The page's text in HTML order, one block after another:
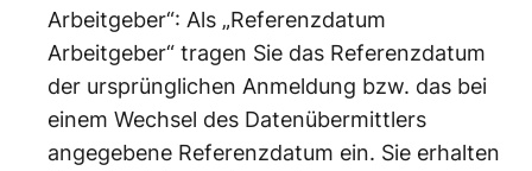
Arbeitgeber“: Als „Referenzdatum
Arbeitgeber“ tragen Sie das Referenzdatum
der ursprünglichen Anmeldung bzw. das bei
einem Wechsel des Datenübermittlers
angegebene Referenzdatum ein. Sie erhalten